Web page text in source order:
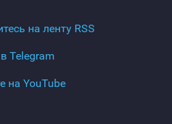
на ленту RSS
Telegram
на YouTube